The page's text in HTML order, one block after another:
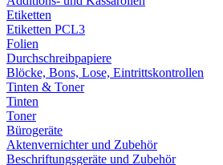
Etiketten
Etiketten PCL3
Folien
Durchschreibpapiere
Blöcke, Bons, Lose, Eintrittskontrollen
Tinten & Toner
Tinten
Toner
Bürogeräte
Aktenvernichter und Zubehör
Beschriftungsgeräte und Zubehör